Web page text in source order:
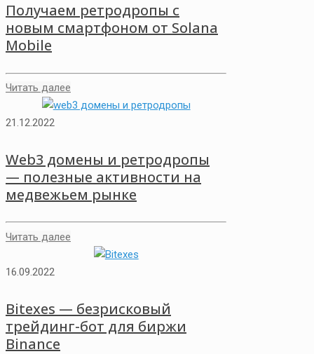
Получаем ретродропы с
новым смартфоном от Solana
Mobile
Читать далее
21.12.2022
Web3 домены и ретродропы
— полезные активности на
медвежьем рынке
Читать далее
16.09.2022
Bitexes — безрисковый
трейдинг-бот для биржи
Binance